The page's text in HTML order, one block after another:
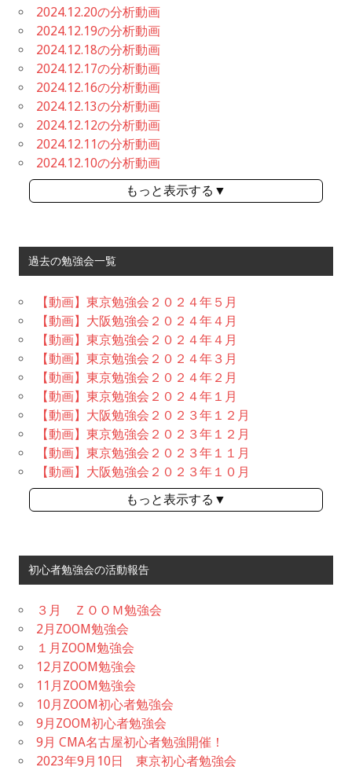
2024.12.20の分析動画
2024.12.19の分析動画
2024.12.18の分析動画
2024.12.17の分析動画
2024.12.16の分析動画
2024.12.13の分析動画
2024.12.12の分析動画
2024.12.11の分析動画
2024.12.10の分析動画
もっと表示する▼
過去の勉強会一覧
【動画】東京勉強会２０２４年５月
【動画】大阪勉強会２０２４年４月
【動画】東京勉強会２０２４年４月
【動画】東京勉強会２０２４年３月
【動画】東京勉強会２０２４年２月
【動画】東京勉強会２０２４年１月
【動画】大阪勉強会２０２３年１２月
【動画】東京勉強会２０２３年１２月
【動画】東京勉強会２０２３年１１月
【動画】大阪勉強会２０２３年１０月
もっと表示する▼
初心者勉強会の活動報告
３月 ＺＯＯＭ勉強会
2月ZOOM勉強会
１月ZOOM勉強会
12月ZOOM勉強会
11月ZOOM勉強会
10月ZOOM初心者勉強会
9月ZOOM初心者勉強会
9月 CMA名古屋初心者勉強開催！
2023年9月10日 東京初心者勉強会